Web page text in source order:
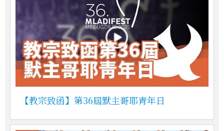
【教宗致函】第36屆默主哥耶青年日